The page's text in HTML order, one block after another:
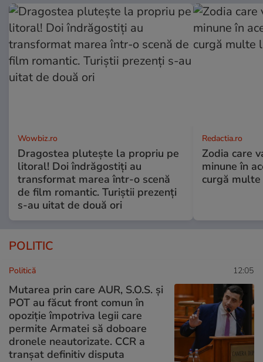
Wowbiz.ro
Dragostea plutește la propriu pe
litoral! Doi îndrăgostiți au
transformat marea într-o scenă
de film romantic. Turiștii prezenți
s-au uitat de două ori
Redactia.ro
Zodia care
minune în
curgă
POLITIC
Politică 12:05
Mutarea prin care AUR, S.O.S. și
POT au făcut front comun în
opoziție împotriva legii care
permite Armatei să doboare
dronele neautorizate. CCR a
tranșat definitiv disputa